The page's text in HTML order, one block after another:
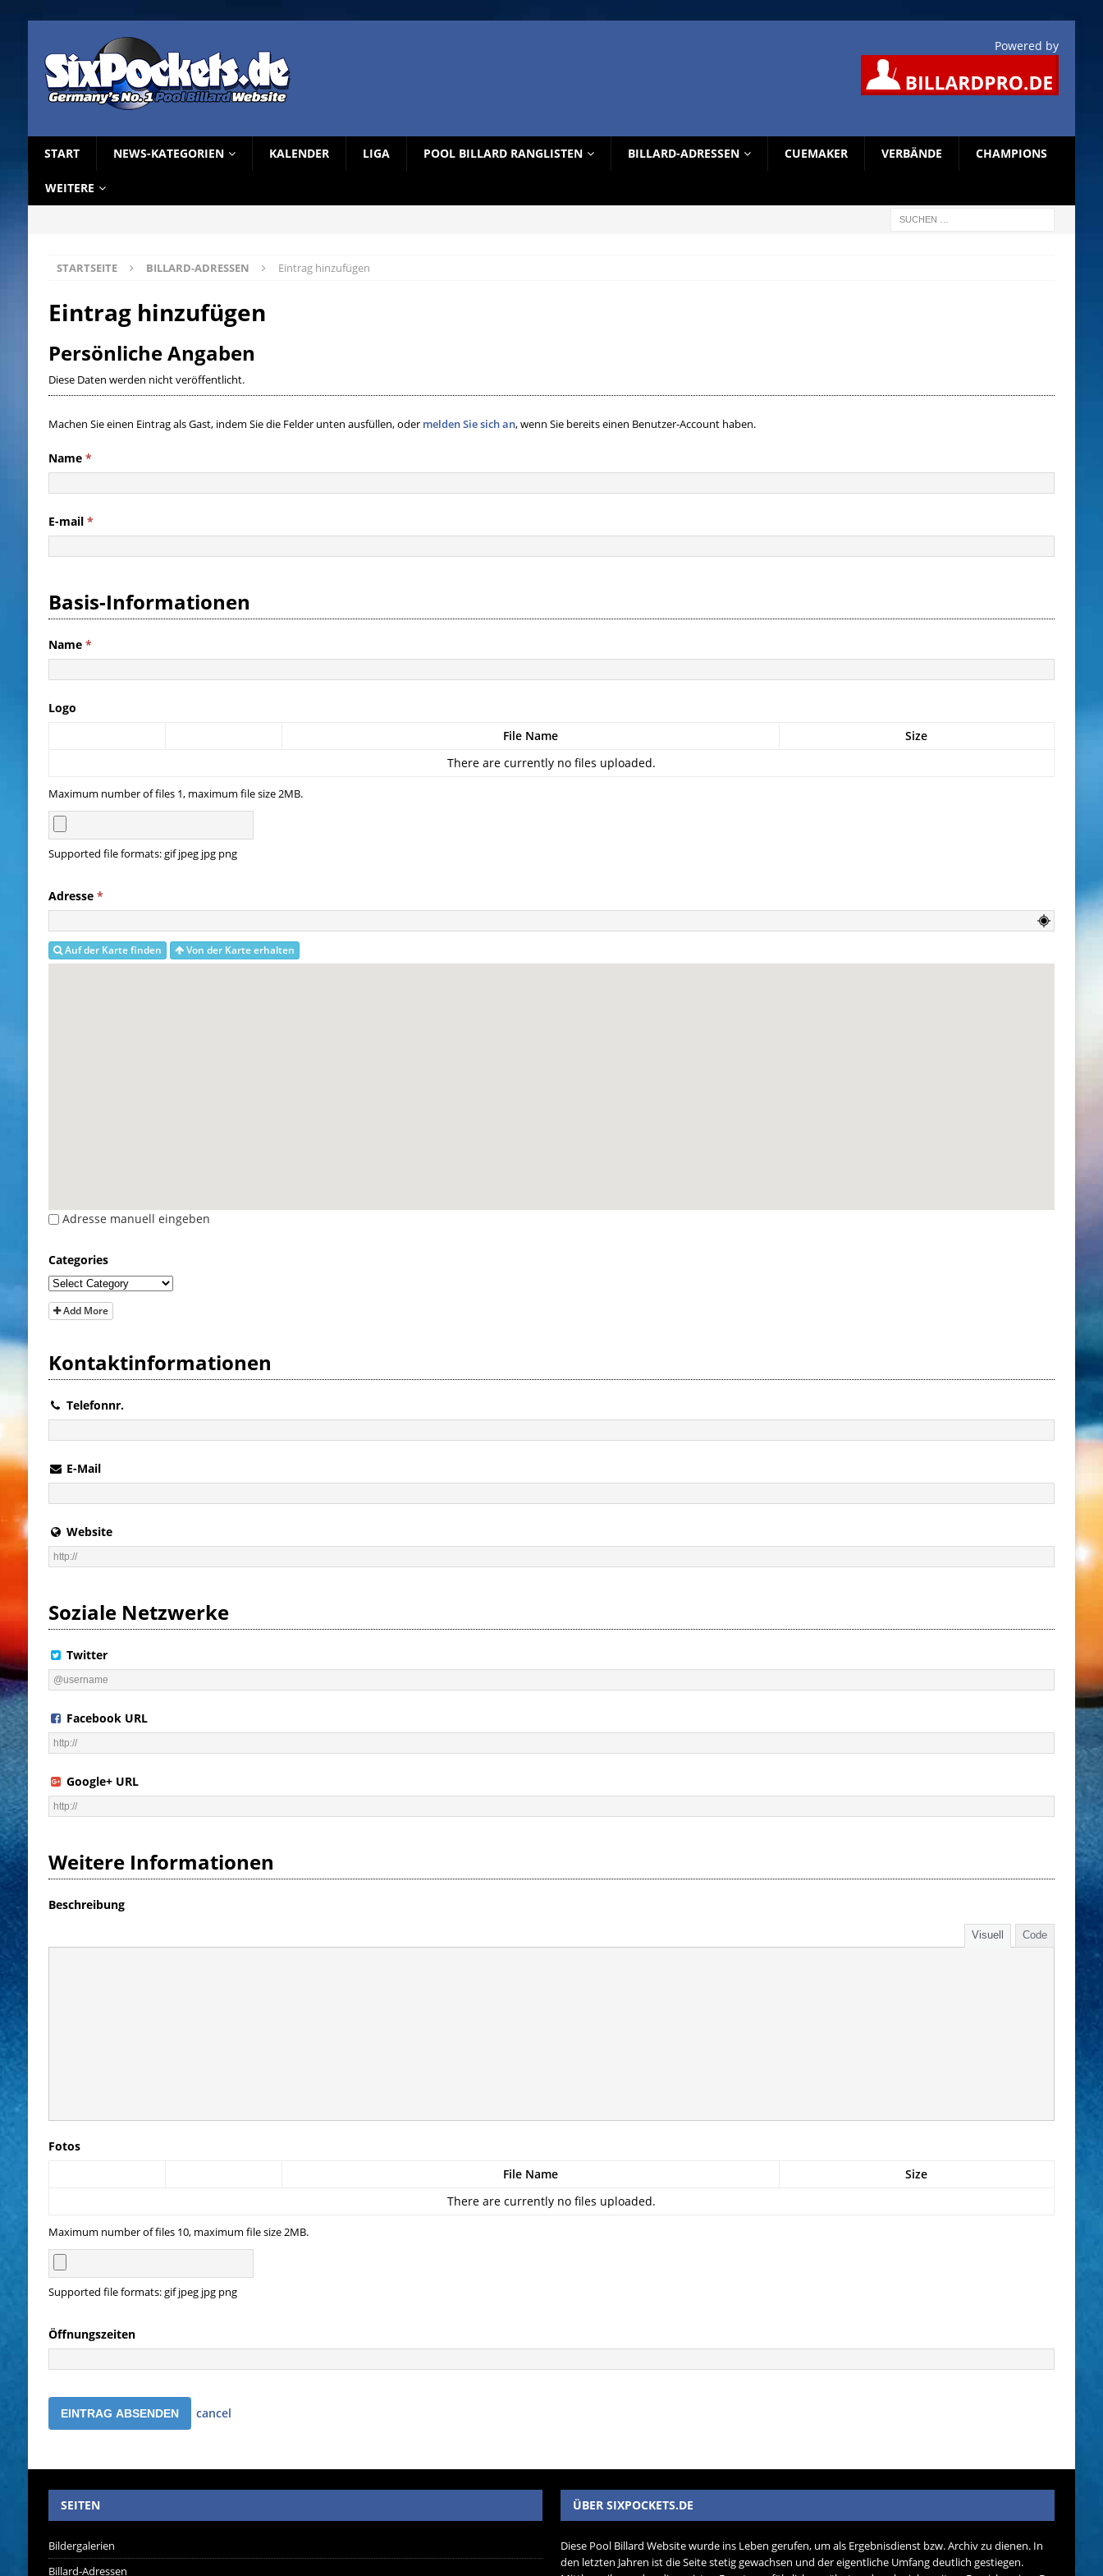
Powered by
START NEWS-KATEGORIEN KALENDER LIGA POOL BILLARD RANGLISTEN BILLARD-ADRESSEN CUEMAKER VERBÄNDE CHAMPIONS
WEITERE
STARTSEITE BILLARD-ADRESSEN Eintrag hinzufügen
Eintrag hinzufügen
Persönliche Angaben
Diese Daten werden nicht veröffentlicht.
Machen Sie einen Eintrag als Gast, indem Sie die Felder unten ausfüllen, oder melden Sie sich an, wenn Sie bereits einen Benutzer-Account haben.
Name *
E-mail *
Basis-Informationen
Name *
Logo
File Name
Size
There are currently no files uploaded.
Maximum number of files 1, maximum file size 2MB.
Supported file formats: gif jpeg jpg png
Adresse *
Auf der Karte finden Von der Karte erhalten
Adresse manuell eingeben
Categories
Add More
Kontaktinformationen
Telefonnr.
E-Mail
Website
Soziale Netzwerke
Twitter
Facebook URL
Google+ URL
Weitere Informationen
Beschreibung
Visuell Code
Fotos
File Name
Size
There are currently no files uploaded.
Maximum number of files 10, maximum file size 2MB.
Supported file formats: gif jpeg jpg png
Öffnungszeiten
cancel
SEITEN
Bildergalerien
Billard-Adressen
ÜBER SIXPOCKETS.DE
Diese Pool Billard Website wurde ins Leben gerufen, um als Ergebnisdienst bzw. Archiv zu dienen. In
den letzten Jahren ist die Seite stetig gewachsen und der eigentliche Umfang deutlich gestiegen.